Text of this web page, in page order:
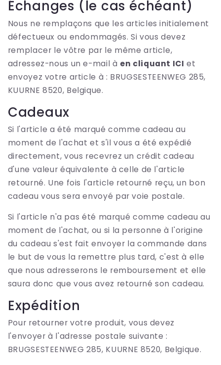
Échanges (le cas échéant)
Nous ne remplaçons que les articles initialement
défectueux ou endommagés. Si vous devez
remplacer le vôtre par le même article,
adressez-nous un e-mail à en cliquant ICI et
envoyez votre article à : BRUGSESTEENWEG 285,
KUURNE 8520, Belgique.
Cadeaux
Si l'article a été marqué comme cadeau au
moment de l'achat et s'il vous a été expédié
directement, vous recevrez un crédit cadeau
d'une valeur équivalente à celle de l'article
retourné. Une fois l'article retourné reçu, un bon
cadeau vous sera envoyé par voie postale.
Si l'article n'a pas été marqué comme cadeau au
moment de l'achat, ou si la personne à l'origine
du cadeau s'est fait envoyer la commande dans
le but de vous la remettre plus tard, c'est à elle
que nous adresserons le remboursement et elle
saura donc que vous avez retourné son cadeau.
Expédition
Pour retourner votre produit, vous devez
l'envoyer à l'adresse postale suivante :
BRUGSESTEENWEG 285, KUURNE 8520, Belgique.